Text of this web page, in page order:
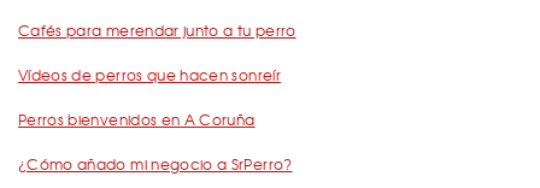
Cafés para merendar junto a tu perro
Vídeos de perros que hacen sonreír
Perros bienvenidos en A Coruña
¿Cómo añado mi negocio a SrPerro?